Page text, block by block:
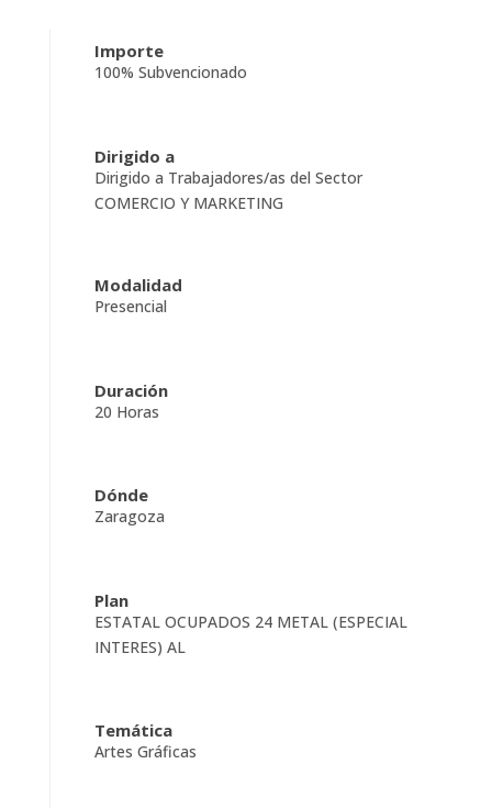
Importe
100% Subvencionado
Dirigido a
Dirigido a Trabajadores/as del Sector
COMERCIO Y MARKETING
Modalidad
Presencial
Duración
20 Horas
Dónde
Zaragoza
Plan
ESTATAL OCUPADOS 24 METAL (ESPECIAL
INTERES) AL
Temática
Artes Gráficas